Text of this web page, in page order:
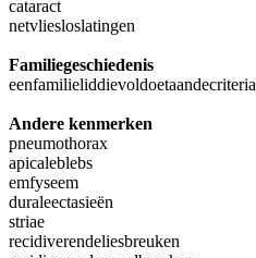
cataract
netvliesloslatingen
Familiegeschiedenis
eenfamilieliddievoldoetaandecriteria
Andere kenmerken
pneumothorax
apicaleblebs
emfyseem
duraleectasieën
striae
recidiverendeliesbreuken